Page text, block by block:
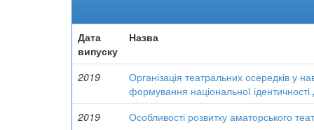
Дата
випуску
Назва
2019
Організація театральних осередків у
формування національної
2019
Особливості розвитку аматорського